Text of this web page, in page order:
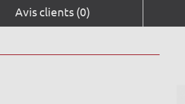
Avis clients (0)